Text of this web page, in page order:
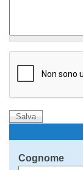
Cognome